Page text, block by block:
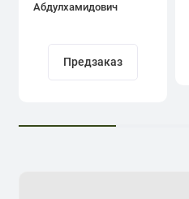
Абдулхамидович
Предзаказ